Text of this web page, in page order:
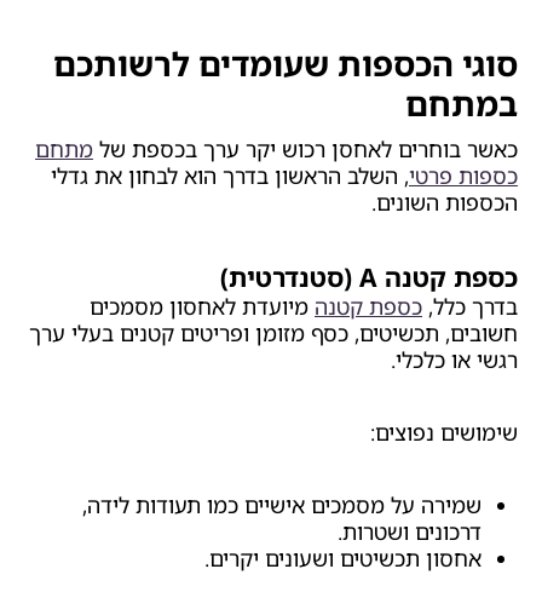
סוגי הכספות שעומדים לרשותכם
במתחם
כאשר בוחרים לאחסן רכוש יקר ערך בכספת של מתחם
כספות פרטי, השלב הראשון בדרך הוא לבחון את גדלי
הכספות השונים.
כספת קטנה A (סטנדרטית)
בדרך כלל, כספת קטנה מיועדת לאחסון מסמכים
חשובים, תכשיטים, כסף מזומן ופריטים קטנים בעלי ערך
רגשי או כלכלי.
שימושים נפוצים:
שמירה על מסמכים אישיים כמו תעודות לידה,
דרכונים ושטרות.
אחסון תכשיטים ושעונים יקרים.